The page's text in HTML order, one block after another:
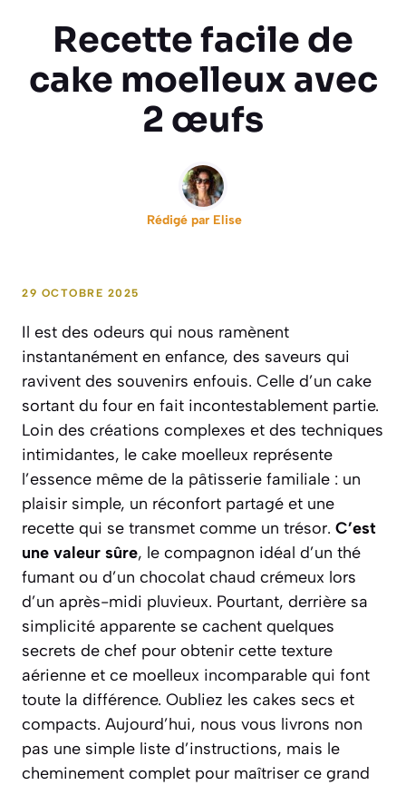
Recette facile de
cake moelleux avec
2 œufs
Rédigé par Elise
29 OCTOBRE 2025
Il est des odeurs qui nous ramènent
instantanément en enfance, des saveurs qui
ravivent des souvenirs enfouis. Celle d’un cake
sortant du four en fait incontestablement partie.
Loin des créations complexes et des techniques
intimidantes, le cake moelleux représente
l’essence même de la pâtisserie familiale : un
plaisir simple, un réconfort partagé et une
recette qui se transmet comme un trésor. C’est
une valeur sûre, le compagnon idéal d’un thé
fumant ou d’un chocolat chaud crémeux lors
d’un après-midi pluvieux. Pourtant, derrière sa
simplicité apparente se cachent quelques
secrets de chef pour obtenir cette texture
aérienne et ce moelleux incomparable qui font
toute la différence. Oubliez les cakes secs et
compacts. Aujourd’hui, nous vous livrons non
pas une simple liste d’instructions, mais le
cheminement complet pour maîtriser ce grand